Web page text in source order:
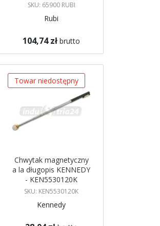
SKU: 65900 RUBI
Rubi
104,74 zł brutto
Brak w magazynie
Powiadom mnie
Towar niedostępny
Chwytak magnetyczny
a la długopis KENNEDY
- KEN5530120K
SKU: KEN5530120K
Kennedy